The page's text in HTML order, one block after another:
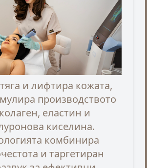
и лифтира кожата,
производството
еластин и
киселина.
комбинира
и таргетиран